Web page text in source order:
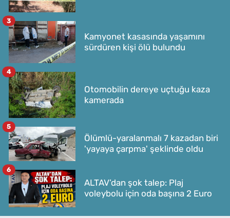
Kamyonet kasasında yaşamını
sürdüren kişi ölü bulundu
3
Otomobilin dereye uçtuğu kaza
kamerada
4
Ölümlü-yaralanmalı 7 kazadan biri
'yayaya çarpma' şeklinde oldu
5
ALTAV’dan şok talep: Plaj
voleybolu için oda başına 2 Euro
6